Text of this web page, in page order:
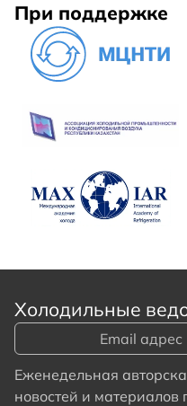
При поддержке
Холодильные
Еженедельная
новостей и материалов